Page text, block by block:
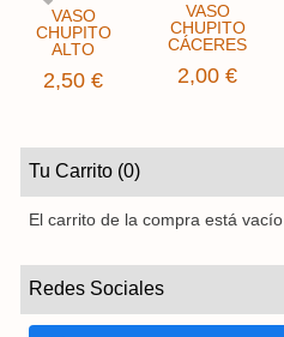
Tu Carrito (0)
El carrito de la compra está vacío
Redes Sociales
VASO
CHUPITO
ALTO
2,50 €
VASO
CHUPITO
CÁCERES
2,00 €